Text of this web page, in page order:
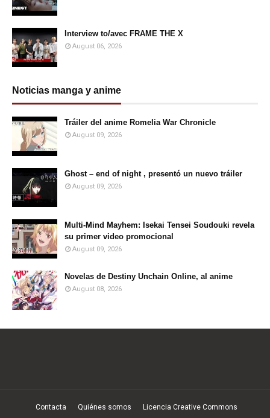
Interview to/avec FRAME THE X
August 06, 2026
Noticias manga y anime
Tráiler del anime Romelia War Chronicle
August 09, 2026
Ghost – end of night , presentó un nuevo tráiler
August 09, 2026
Multi-Mind Mayhem: Isekai Tensei Soudouki revela
su primer video promocional
August 09, 2026
Novelas de Destiny Unchain Online, al anime
August 08, 2026
Contacta Quiénes somos Licencia Creative Commons